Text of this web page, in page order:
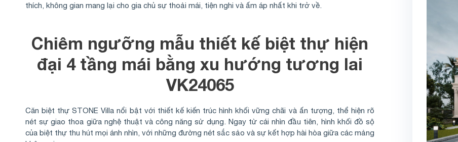
thích, không gian mang lại cho gia chủ sự thoải mái, tiện nghi và ấm áp nhất khi trở về.
Chiêm ngưỡng mẫu thiết kế biệt thự hiện
đại 4 tầng mái bằng xu hướng tương lai
VK24065
Căn biệt thự STONE Villa nổi bật với thiết kế kiến trúc hình khối vững chãi và ấn tượng, thể hiện rõ
nét sự giao thoa giữa nghệ thuật và công năng sử dụng. Ngay từ cái nhìn đầu tiên, hình khối đồ sộ
của biệt thự thu hút mọi ánh nhìn, với những đường nét sắc sảo và sự kết hợp hài hòa giữa các mảng